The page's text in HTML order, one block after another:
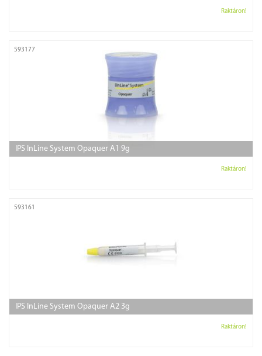
Raktáron!
593177
IPS InLine System Opaquer A1 9g
Raktáron!
593161
IPS InLine System Opaquer A2 3g
Raktáron!